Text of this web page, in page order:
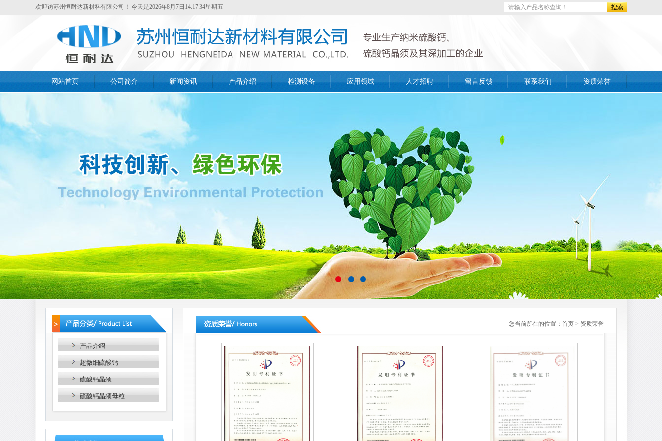
欢迎访苏州恒耐达新材料有限公司！ 今天是2026年8月7日14:17:35星期五
网站首页 公司简介 新闻资讯 产品介绍 检测设备 应用领域 人才招聘 留言反馈 联系我们 资质荣誉
产品介绍
超微细硫酸钙
硫酸钙晶须
硫酸钙晶须母粒
您当前所在的位置：首页 > 资质荣誉